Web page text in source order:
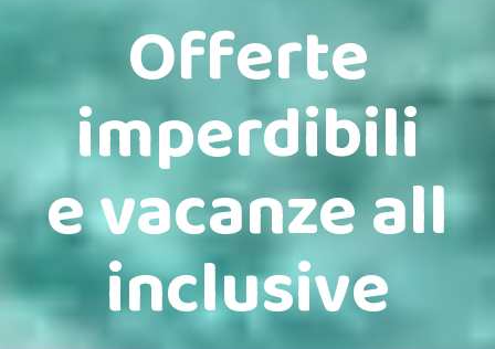
Offerte
imperdibili
e vacanze all
inclusive